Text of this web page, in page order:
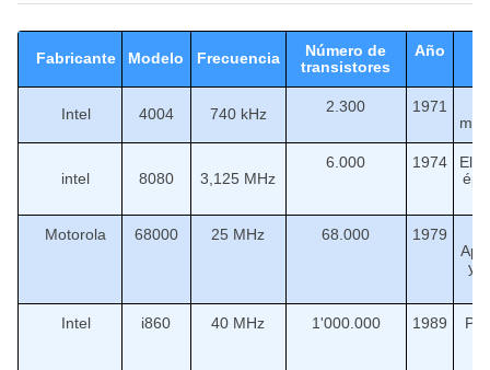
Fabricante Modelo Frecuencia
Número de
transistores
Año
Intel 4004 740 kHz 2.300
1971
intel 8080 3,125 MHz
6.000 1974
El
Motorola 68000 25 MHz 68.000 1979
y
Intel i860 40 MHz 1'000.000 1989